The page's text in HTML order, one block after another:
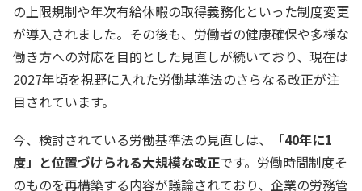
の上限規制や年次有給休暇の取得義務化といった制度変更
が導入されました。その後も、労働者の健康確保や多様な
働き方への対応を目的とした見直しが続いており、現在は
2027年頃を視野に入れた労働基準法のさらなる改正が注
目されています。
今、検討されている労働基準法の見直しは、
「40年に1
度」と位置づけられる大規模な改正です。労働時間制度そ
のものを再構築する内容が議論されており、企業の労務管